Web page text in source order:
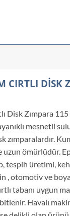
CIRTLI DİSK
Disk Zımpara
mesnetli
zımparalardır.
uzun ömürlüdür.
tespih üretimi,
, otomotiv ve
tabanı uygun
Havalı